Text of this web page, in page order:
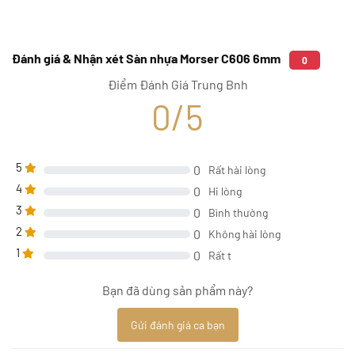
Đánh giá & Nhận xét Sàn nhựa Morser C606 6mm 0
Điểm Đánh Giá Trung Bnh
0/5
5 0 Rất hài lòng
4 0 Hi lòng
3 0 Bình thường
2 0 Không hài lòng
1 0 Rất t
Bạn đã dùng sản phẩm này?
Gửi đánh giá ca bạn